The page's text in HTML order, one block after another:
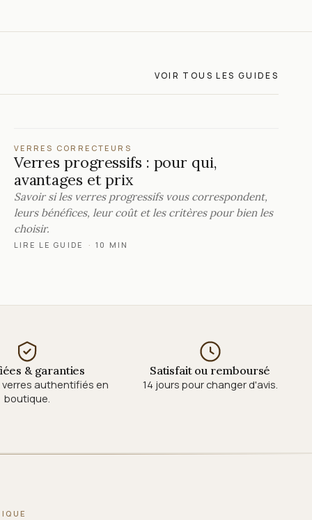
VOIR TOUS LES GUIDES
VERRES CORRECTEURS
Verres progressifs : pour qui,
avantages et prix
Savoir si les verres progressifs vous correspondent,
leurs bénéfices, leur coût et les critères pour bien les
choisir.
LIRE LE GUIDE · 10 MIN
& garanties
verres authentifiés en
boutique.
Satisfait ou remboursé
14 jours pour changer d'avis.